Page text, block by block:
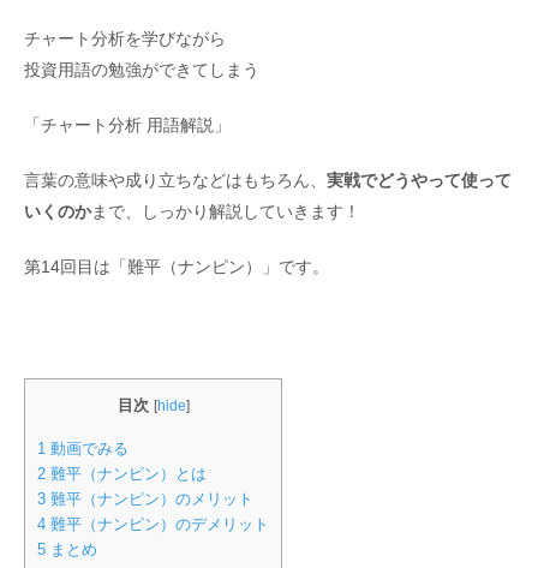
チャート分析を学びながら
投資用語の勉強ができてしまう
「チャート分析 用語解説」
言葉の意味や成り立ちなどはもちろん、 実戦でどうやって使って
いくのかまで、しっかり解説していきます！
第14回目は「難平（ナンピン）」です。
目次 [hide]
1 動画でみる
2 難平（ナンピン）とは
3 難平（ナンピン）のメリット
4 難平（ナンピン）のデメリット
5 まとめ